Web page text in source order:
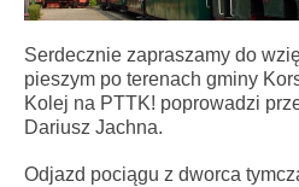
Serdecznie zapraszamy do
pieszym po terenach gminy
Kolej na PTTK! poprowadzi
Dariusz Jachna.
Odjazd pociągu z dworca